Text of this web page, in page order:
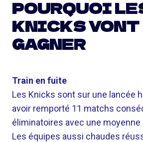
POURQUOI
KNICKS VONT
GAGNER
Train en fuite
Les Knicks sont sur une lancée
avoir remporté 11 matchs
éliminatoires avec une moyenne
Les équipes aussi chaudes